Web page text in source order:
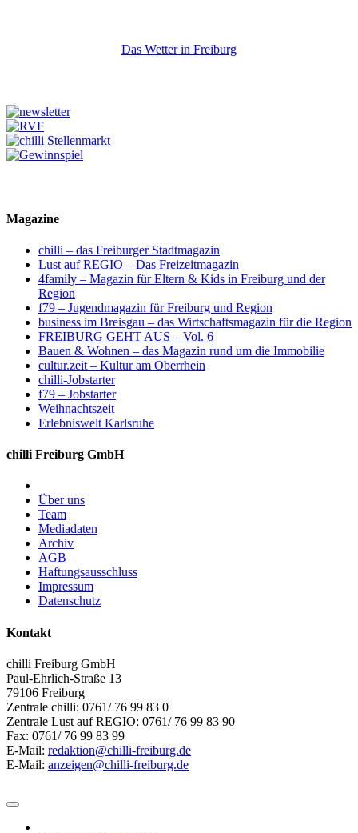
Das Wetter in Freiburg
Magazine
chilli – das Freiburger Stadtmagazin
Lust auf REGIO – Das Freizeitmagazin
4family – Magazin für Eltern & Kids in Freiburg und der
Region
f79 – Jugendmagazin für Freiburg und Region
business im Breisgau – das Wirtschaftsmagazin für die Region
FREIBURG GEHT AUS – Vol. 6
Bauen & Wohnen – das Magazin rund um die Immobilie
cultur.zeit – Kultur am Oberrhein
chilli-Jobstarter
f79 – Jobstarter
Weihnachtszeit
Erlebniswelt Karlsruhe
chilli Freiburg GmbH
Über uns
Team
Mediadaten
Archiv
AGB
Haftungsausschluss
Impressum
Datenschutz
Kontakt
chilli Freiburg GmbH
Paul-Ehrlich-Straße 13
79106 Freiburg
Zentrale chilli: 0761/ 76 99 83 0
Zentrale Lust auf REGIO: 0761/ 76 99 83 90
Fax: 0761/ 76 99 83 99
E-Mail: redaktion@chilli-freiburg.de
E-Mail: anzeigen@chilli-freiburg.de